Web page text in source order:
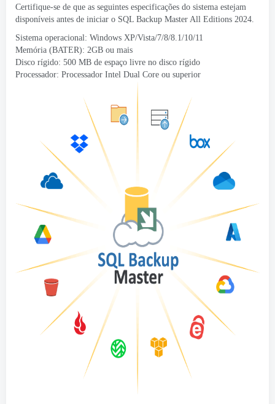
Certifique-se de que as seguintes especificações do sistema estejam
disponíveis antes de iniciar o SQL Backup Master All Editions 2024.
Sistema operacional: Windows XP/Vista/7/8/8.1/10/11
Memória (BATER): 2GB ou mais
Disco rígido: 500 MB de espaço livre no disco rígido
Processador: Processador Intel Dual Core ou superior